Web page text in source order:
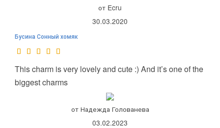
от Ecru
30.03.2020
Бусина Сонный хомяк
This charm is very lovely and cute :) And it’s one of the
biggest charms
от Надежда Голованева
03.02.2023